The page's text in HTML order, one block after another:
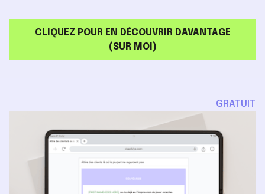
CLIQUEZ POUR EN DÉCOUVRIR DAVANTAGE
(SUR MOI)
GRATUIT